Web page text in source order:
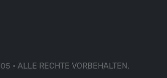
• ALLE RECHTE VORBEHALTEN.